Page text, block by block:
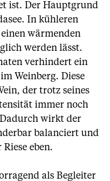
ist. Der Hauptgrund
In kühleren
wärmenden
werden lässt.
verhindert ein
Weinberg. Diese
der trotz seines
immer noch
wirkt der
balanciert und
eben.
als Begleiter